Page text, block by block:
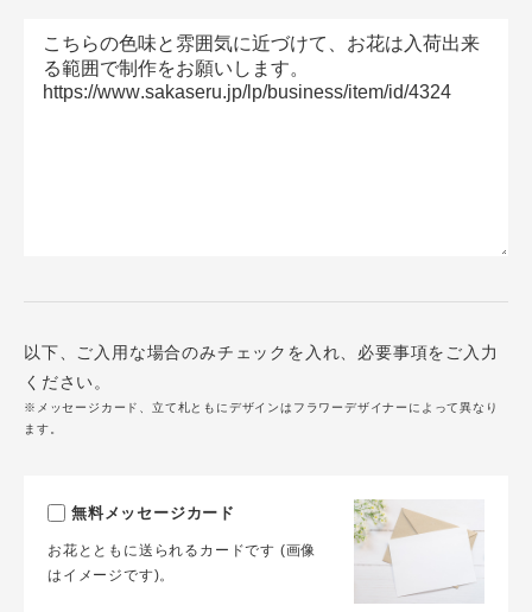
以下、ご入用な場合のみチェックを入れ、必要事項をご入力
ください。
※メッセージカード、立て札ともにデザインはフラワーデザイナーによって異なり
ます。
無料メッセージカード
お花とともに送られるカードです (画像
はイメージです)。